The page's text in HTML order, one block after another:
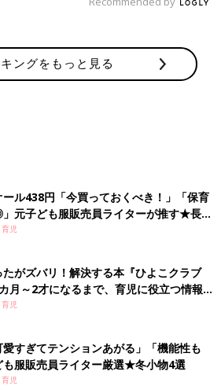
ングをもっと見る
ル438円「今買っておくべき！」「保育
元子ども服販売員ライターが推す★長袖
児
がズバリ！解決する本『ひよこクラブ
～2才になるまで、育児に役立つ情報が
児
すぎてテンションあがる」「機能性も
服販売員ライター厳選★冬小物4選
児